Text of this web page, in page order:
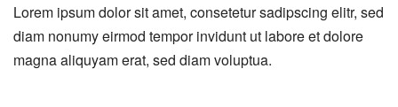
Lorem ipsum dolor sit amet, consetetur sadipscing elitr, sed
diam nonumy eirmod tempor invidunt ut labore et dolore
magna aliquyam erat, sed diam voluptua.